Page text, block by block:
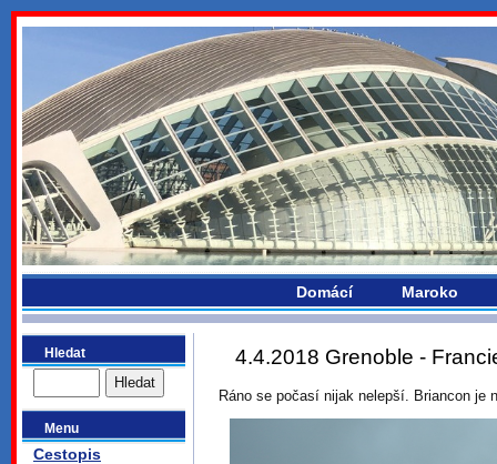
bydlikemevropou.com
Domácí Maroko
Hledat
Menu
Cestopis
4.4.2018 Grenoble -
Ráno se počasí nijak nelepší. Briancon je